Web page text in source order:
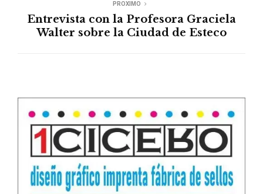
PROXIMO
Entrevista con la Profesora Graciela
Walter sobre la Ciudad de Esteco